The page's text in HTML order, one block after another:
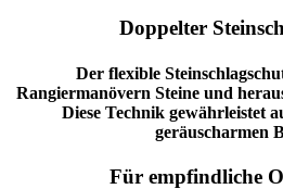
Doppelter
Der flexible
Rangiermanövern Steine und
Diese Technik gewährleistet
geräuscharmen
Für empfindliche